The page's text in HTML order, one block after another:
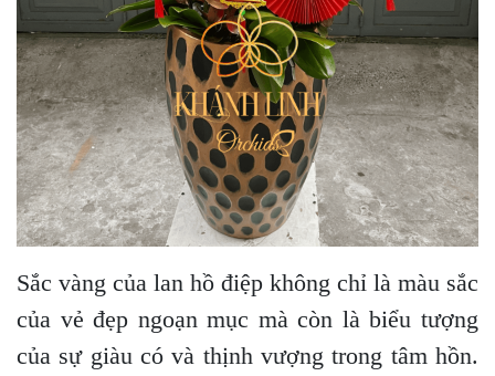
Sắc vàng của lan hồ điệp không chỉ là màu sắc
của vẻ đẹp ngoạn mục mà còn là biểu tượng
của sự giàu có và thịnh vượng trong tâm hồn.